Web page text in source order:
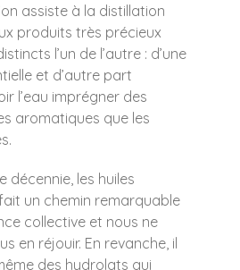
assiste à la distillation
produits très précieux
l’un de l’autre : d’une
et d’autre part
l’eau imprégner des
aromatiques que les
décennie, les huiles
un chemin remarquable
collective et nous ne
en réjouir. En revanche, il
des hydrolats qui